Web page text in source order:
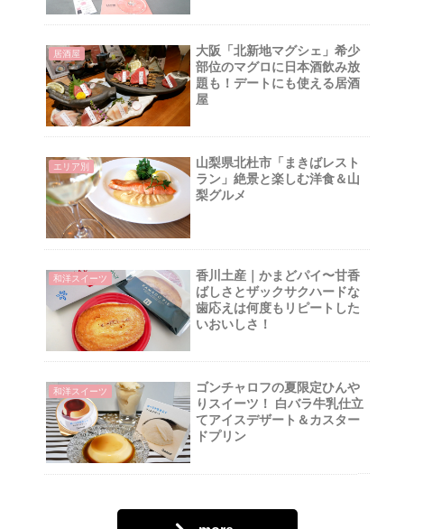
居酒屋
大阪「北新地マグシェ」希少
部位のマグロに日本酒飲み放
題も！デートにも使える居酒
屋
エリア別
山梨県北杜市「まきばレスト
ラン」絶景と楽しむ洋食＆山
梨グルメ
和洋スイーツ
香川土産｜かまどパイ〜甘香
ばしさとザックサクハードな
歯応えは何度もリピートした
いおいしさ！
和洋スイーツ
ゴンチャロフの夏限定ひんや
りスイーツ！ 白バラ牛乳仕立
てアイスデザート＆カスター
ドプリン